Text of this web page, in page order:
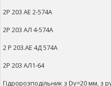
2Р 203 АЕ 2-574А
2Р 203 АЛ 4-574А
2 Р 203.АЕ 4Д 574А
2Р 203 АЛ1-64
Гідророзподільник з Dy=20 мм, з